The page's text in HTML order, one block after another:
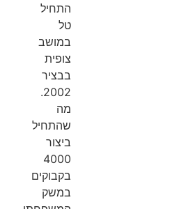
התחיל
טל
במושב
צופית
בבציר
2002.
מה
שהתחיל
ביצור
4000
בקבוקים
במשק